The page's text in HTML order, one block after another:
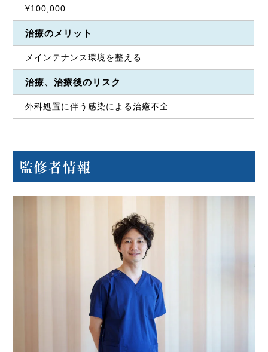
¥100,000
治療のメリット
メインテナンス環境を整える
治療、治療後のリスク
外科処置に伴う感染による治癒不全
監修者情報